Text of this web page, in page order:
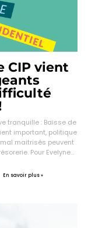
CIP vient
tranquille : Baisse de
important, politique
maitrisés peuvent
Pour Evelyne
connaissent des
En savoir plus »